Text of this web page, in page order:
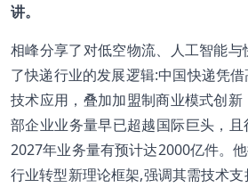
讲。
相峰分享了对低空物流、人工智能
了快递行业的发展逻辑:中国快递凭
技术应用，叠加加盟制商业模式创
部企业业务量早已超越国际巨头，且
2027年业务量有预计达2000亿件。
行业转型新理论框架,强调其需技术